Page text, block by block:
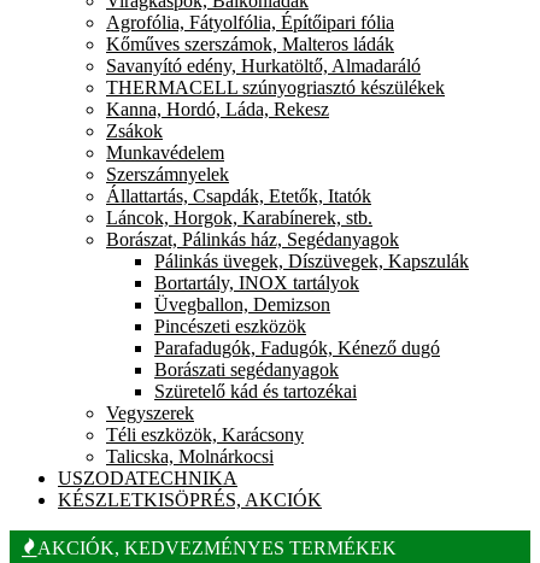
Agrofólia, Fátyolfólia, Építőipari fólia
Kőműves szerszámok, Malteros ládák
Savanyító edény, Hurkatöltő, Almadaráló
THERMACELL szúnyogriasztó készülékek
Kanna, Hordó, Láda, Rekesz
Zsákok
Munkavédelem
Szerszámnyelek
Állattartás, Csapdák, Etetők, Itatók
Láncok, Horgok, Karabínerek, stb.
Borászat, Pálinkás ház, Segédanyagok
Pálinkás üvegek, Díszüvegek, Kapszulák
Bortartály, INOX tartályok
Üvegballon, Demizson
Pincészeti eszközök
Parafadugók, Fadugók, Kénező dugó
Borászati segédanyagok
Szüretelő kád és tartozékai
Vegyszerek
Téli eszközök, Karácsony
Talicska, Molnárkocsi
USZODATECHNIKA
KÉSZLETKISÖPRÉS, AKCIÓK
AKCIÓK, KEDVEZMÉNYES TERMÉKEK